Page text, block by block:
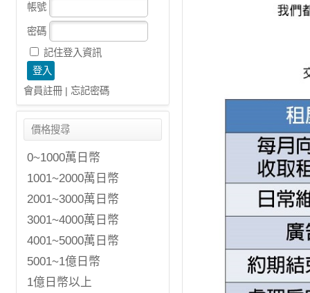
帳號
密碼
記住登入資訊
會員註冊 | 忘記密碼
價格搜尋
0~1000萬日幣
1001~2000萬日幣
2001~3000萬日幣
3001~4000萬日幣
4001~5000萬日幣
5001~1億日幣
1億日幣以上